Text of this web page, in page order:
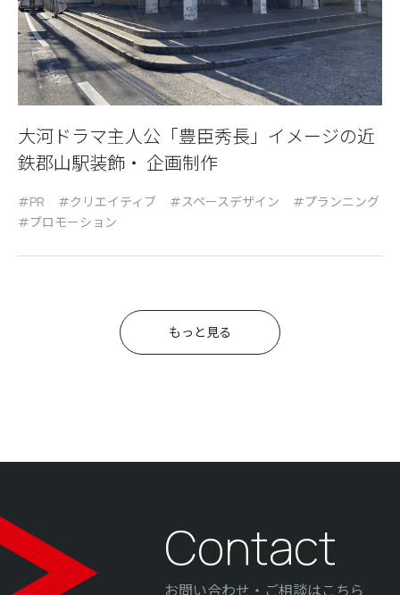
大河ドラマ主人公「豊臣秀長」イメージの近
鉄郡山駅装飾・ 企画制作
PR クリエイティブ スペースデザイン
プランニング
プロモーション
もっと見る
Contact
お問い合わせ・ご相談はこちら